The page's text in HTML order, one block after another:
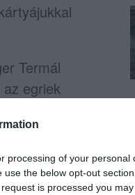
processing of your personal
the below opt-out
is processed you may
Termál
egriek